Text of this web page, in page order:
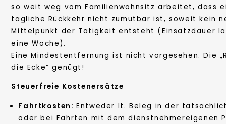
so weit weg vom Familienwohnsitz arbeitet, dass
tägliche Rückkehr nicht zumutbar ist, soweit kein
Mittelpunkt der Tätigkeit entsteht (Einsatzdauer
eine Woche).
Eine Mindestentfernung ist nicht vorgesehen. Die
die Ecke“ genügt!
Steuerfreie Kostenersätze
Fahrtkosten:Entweder lt. Beleg in der
oder bei Fahrten mit dem dienstnehmereigenen